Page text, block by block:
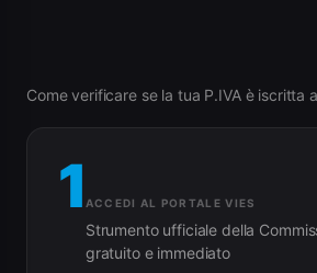
Come verificare se la tua P.IVA è iscritta
1 ACCEDI AL PORTALE VIES
Strumento ufficiale della
gratuito e immediato